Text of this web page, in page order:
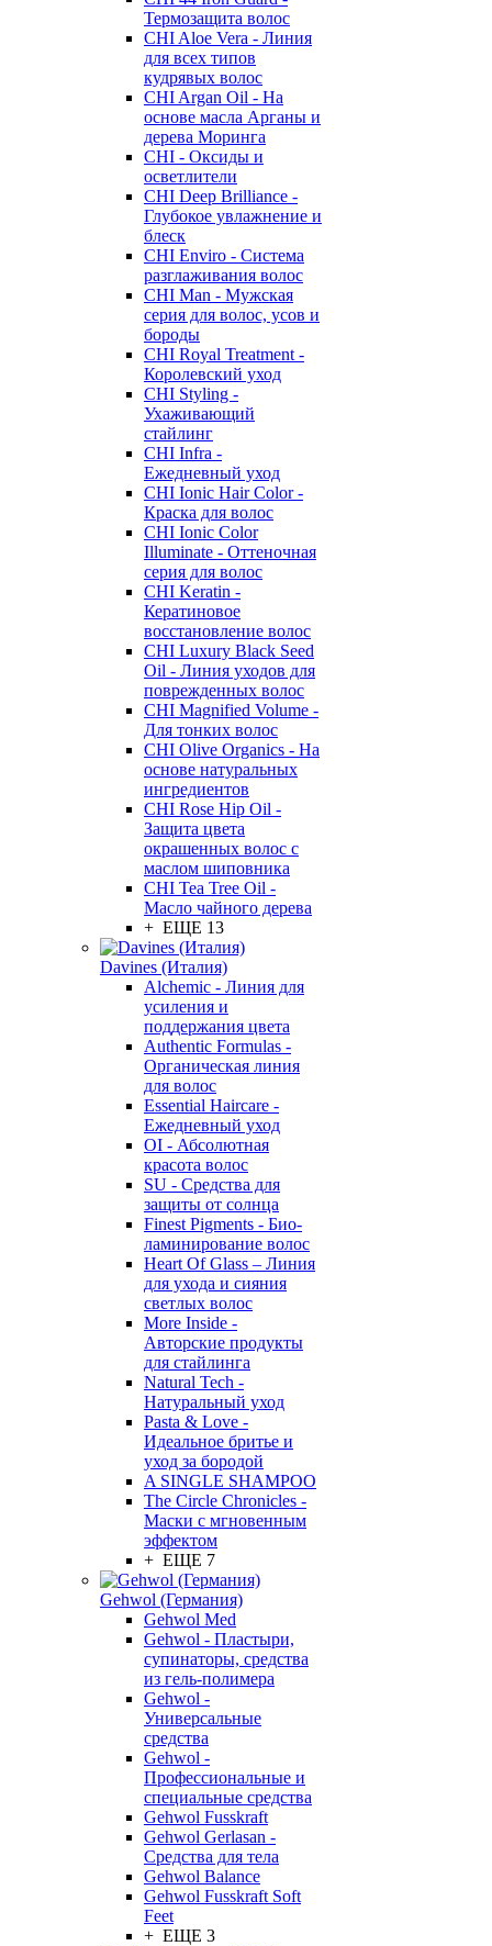
Термозащита волос
CHI Aloe Vera - Линия
для всех типов
кудрявых волос
CHI Argan Oil - На
основе масла Арганы и
дерева Моринга
CHI - Оксиды и
осветлители
CHI Deep Brilliance -
Глубокое увлажнение и
блеск
CHI Enviro - Система
разглаживания волос
CHI Man - Мужская
серия для волос, усов и
бороды
CHI Royal Treatment -
Королевский уход
CHI Styling -
Ухаживающий
стайлинг
CHI Infra -
Ежедневный уход
CHI Ionic Hair Color -
Краска для волос
CHI Ionic Color
Illuminate - Оттеночная
серия для волос
CHI Keratin -
Кератиновое
восстановление волос
CHI Luxury Black Seed
Oil - Линия уходов для
поврежденных волос
CHI Magnified Volume -
Для тонких волос
CHI Olive Organics - На
основе натуральных
ингредиентов
CHI Rose Hip Oil -
Защита цвета
окрашенных волос с
маслом шиповника
CHI Tea Tree Oil -
Масло чайного дерева
+ ЕЩЕ 13
Davines (Италия)
Alchemic - Линия для
усиления и
поддержания цвета
Authentic Formulas -
Органическая линия
для волос
Essential Haircare -
Eжедневный уход
OI - Абсолютная
красота волос
SU - Средства для
защиты от солнца
Finest Pigments - Био-
ламинирование волос
Heart Of Glass – Линия
для ухода и сияния
светлых волос
More Inside -
Авторские продукты
для стайлинга
Natural Tech -
Натуральный уход
Pasta & Love -
Идеальное бритье и
уход за бородой
A SINGLE SHAMPOO
The Circle Chronicles -
Маски с мгновенным
эффектом
+ ЕЩЕ 7
Gehwol (Германия)
Gehwol Med
Gehwol - Пластыри,
супинаторы, средства
из гель-полимера
Gehwol -
Универсальные
средства
Gehwol -
Профессиональные и
специальные средства
Gehwol Fusskraft
Gehwol Gerlasan -
Средства для тела
Gehwol Balance
Gehwol Fusskraft Soft
Feet
+ ЕЩЕ 3